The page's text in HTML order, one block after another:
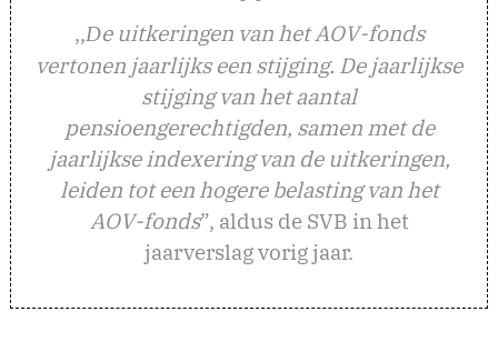
,,De uitkeringen van het AOV-fonds
vertonen jaarlijks een stijging. De jaarlijkse
stijging van het aantal
pensioengerechtigden, samen met de
jaarlijkse indexering van de uitkeringen,
leiden tot een hogere belasting van het
AOV-fonds”, aldus de SVB in het
jaarverslag vorig jaar.